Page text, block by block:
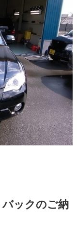
ックのご納